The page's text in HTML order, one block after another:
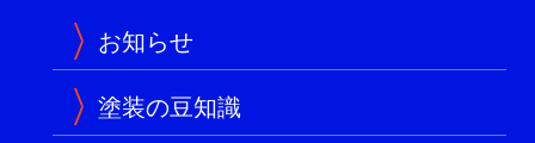
お知らせ
塗装の豆知識